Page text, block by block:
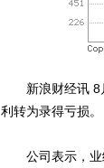
新浪财经讯 8月
利转为录得亏损。
公司表示，业绩